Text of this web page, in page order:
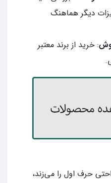
دیگر هماهنگ
: خرید از برند معتبر
حرف اول را می‌زند،